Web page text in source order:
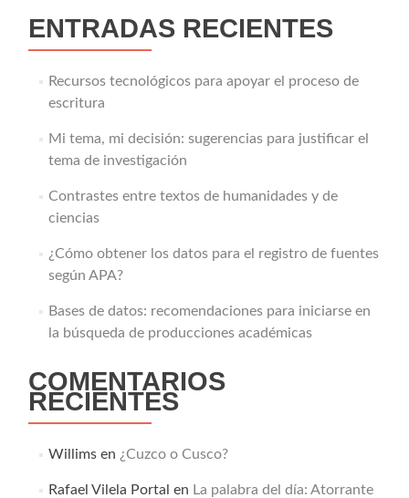
ENTRADAS RECIENTES
Recursos tecnológicos para apoyar el proceso de
escritura
Mi tema, mi decisión: sugerencias para justificar el
tema de investigación
Contrastes entre textos de humanidades y de
ciencias
¿Cómo obtener los datos para el registro de fuentes
según APA?
Bases de datos: recomendaciones para iniciarse en
la búsqueda de producciones académicas
COMENTARIOS
RECIENTES
Willimsen ¿Cuzco o Cusco?
Rafael Vilela Portal en La palabra del día: Atorrante